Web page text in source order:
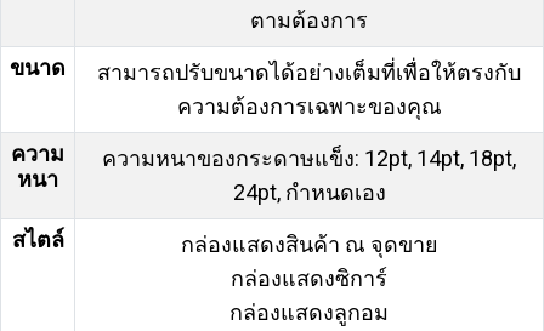
ตามต้องการ
ขนาด
สามารถปรับขนาดได้อย่างเต็มที่เพื่อให้ตรงกับ
ความต้องการเฉพาะของคุณ
ความ
หนา
ความหนาของกระดาษแข็ง: 12pt, 14pt, 18pt,
24pt, กำหนดเอง
สไตล์
กล่องแสดงสินค้า ณ จุดขาย
กล่องแสดงซิการ์
กล่องแสดงลูกอม